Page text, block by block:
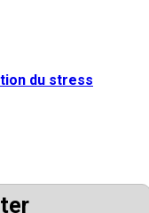
du stress